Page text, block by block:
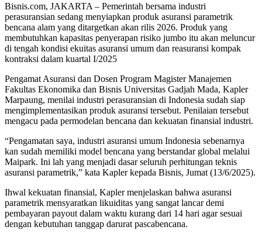
Bisnis.com, JAKARTA – Pemerintah bersama industri
perasuransian sedang menyiapkan produk asuransi parametrik
bencana alam yang ditargetkan akan rilis 2026. Produk yang
membutuhkan kapasitas penyerapan risiko jumbo itu akan meluncur
di tengah kondisi ekuitas asuransi umum dan reasuransi kompak
kontraksi dalam kuartal I/2025
Pengamat Asuransi dan Dosen Program Magister Manajemen
Fakultas Ekonomika dan Bisnis Universitas Gadjah Mada, Kapler
Marpaung, menilai industri perasuransian di Indonesia sudah siap
mengimplementasikan produk asuransi tersebut. Penilaian tersebut
mengacu pada permodelan bencana dan kekuatan finansial industri.
“Pengamatan saya, industri asuransi umum Indonesia sebenarnya
kan sudah memiliki model bencana yang berstandar global melalui
Maipark. Ini lah yang menjadi dasar seluruh perhitungan teknis
asuransi parametrik,” kata Kapler kepada Bisnis, Jumat (13/6/2025).
Ihwal kekuatan finansial, Kapler menjelaskan bahwa asuransi
parametrik mensyaratkan likuiditas yang sangat lancar demi
pembayaran payout dalam waktu kurang dari 14 hari agar sesuai
dengan kebutuhan tanggap darurat pascabencana.